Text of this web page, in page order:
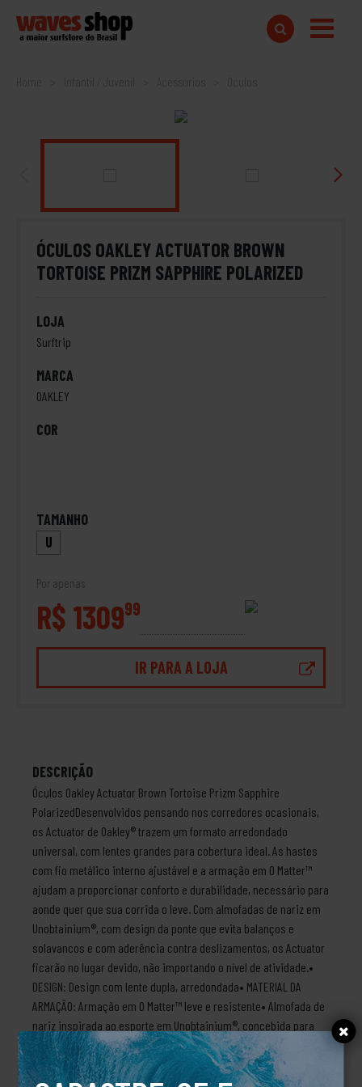
Home
ÓCULOS OAKLEY ACTUATOR BROWN
TORTOISE PRIZM SAPPHIRE POLARIZED
LOJA
Surftrip
MARCA
OAKLEY
COR
TAMANHO
U
Por apenas
R$ 130999
IR PARA A LOJA
DESCRIÇÃO
Óculos Oakley Actuator Brown Tortoise Prizm Sapphire
PolarizedDesenvolvidos pensando nos corredores ocasionais,
os Actuator de Oakley® trazem um formato arredondado
universal, com lentes grandes para cobertura ideal. As hastes
com fio metálico interno ajustável e a armação em O Matter™
ajudam a proporcionar conforto e durabilidade, necessário para
aonde quer que sua corrida o leve. Com almofadas de nariz em
Unobtainium®, com design da ponte que evita balanços e
solavancos e com aderência contra deslizamentos, os Actuator
ficarão no lugar devido, não importando o nível de atividade.•
DESIGN: Design com lente dupla, arredondada• MATERIAL DA
ARMAÇÃO: Armação em O Matter™ leve e resistente• Almofada de
nariz inspirada ao esporte em Unobtainium®, concebida para
reduzir oscilações e solavancos, com propriedades aderentes•
ADERÊNCIA CONTRA DESLIZAMENTOS: As ponteiras das hastes em
Unobtainium® evitam deslizamentos ao suar, para ajudar a